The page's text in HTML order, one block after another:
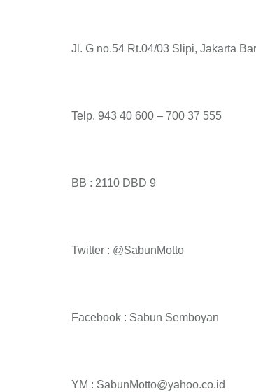
Jl. G no.54 Rt.04/03 Slipi, Jakarta
Telp. 943 40 600 – 700 37 555
BB : 2110 DBD 9
Twitter : @SabunMotto
Facebook : Sabun Semboyan
YM : SabunMotto@yahoo.co.id